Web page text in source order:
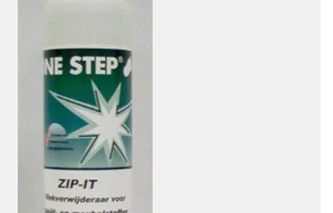
In Winkelwagen